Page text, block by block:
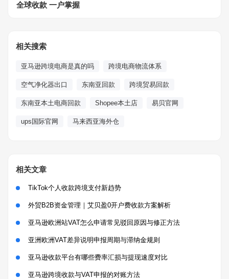
全球收款 一户掌握
相关搜索
亚马逊跨境电商是真的吗 跨境电商物流体系
空气净化器出口 东南亚回款 跨境贸易回款
东南亚本土电商回款 Shopee本土店 易贝官网
ups国际官网 马来西亚海外仓
相关文章
TikTok个人收款跨境支付新趋势
外贸B2B资金管理｜艾贝盈0开户费收款方案解析
亚马逊欧洲站VAT怎么申请常见驳回原因与修正方法
亚洲欧洲VAT差异说明申报周期与滞纳金规则
亚马逊收款平台有哪些费率汇损与提现速度对比
亚马逊跨境收款与VAT申报的对账方法